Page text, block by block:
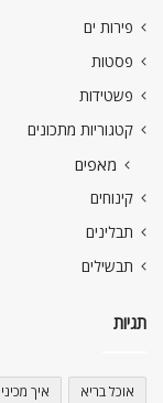
פירות ים
פסטות
פשטידות
קטגוריות מתכונים
מאפים
קינוחים
תבלינים
תבשילים
תגיות
אוכל בריא איך